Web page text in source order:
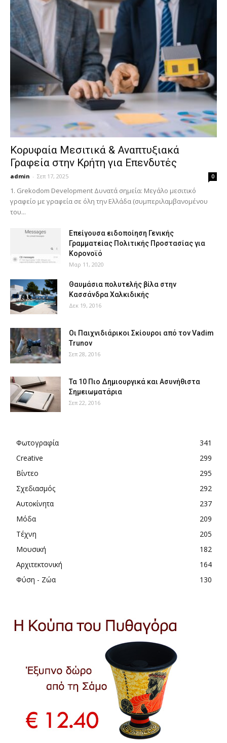
Κορυφαία Μεσιτικά & Αναπτυξιακά
Γραφεία στην Κρήτη για Επενδυτές
admin - Σεπ 17, 2025 0
1. Grekodom Development Δυνατά σημεία: Μεγάλο μεσιτικό
γραφείο με γραφεία σε όλη την Ελλάδα (συμπεριλαμβανομένου
του...
Επείγουσα ειδοποίηση Γενικής
Γραμματείας Πολιτικής Προστασίας για
Κορονοϊό
Μαρ 11, 2020
Θαυμάσια πολυτελής βίλα στην
Κασσάνδρα Χαλκιδικής
Δεκ 19, 2016
Οι Παιχνιδιάρικοι Σκίουροι από τον Vadim
Trunov
Σεπ 28, 2016
Τα 10 Πιο Δημιουργικά και Ασυνήθιστα
Σημειωματάρια
Σεπ 22, 2016
Φωτογραφία
341
Creative
299
Βίντεο
295
Σχεδιασμός
292
Αυτοκίνητα
237
Μόδα
209
Τέχνη
205
Μουσική
182
Αρχιτεκτονική
164
Φύση - Ζώα
130